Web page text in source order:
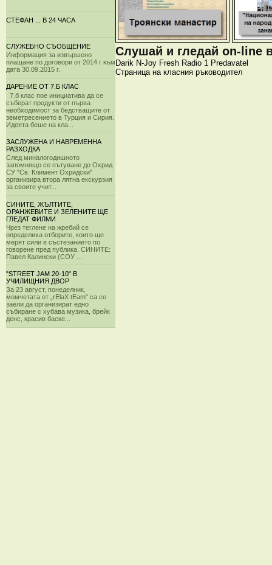
СТЕФАН ... В 24 ЧАСА
СЛУЖЕБНО СЪОБЩЕНИЕ
Информация за извършено
плащане по договори от 2014 г към
дата 30.09.2015 г.
ДАРЕНИЕ ОТ 7.Б КЛАС
7.б клас пое инициатива да се
съберат продукти от първа
необходимост за бедстващите от
земетресението в Турция и Сирия.
Идеята беше на кла...
ЗАСЛУЖЕНА И НАВРЕМЕННА
РАЗХОДКА
След миналогодишното
запомнящо се пътуване до Охрид
СУ "Св. Климент Охридски"
организира втора лятна екскурзия
за своите учит...
СИНИТЕ, ЖЪЛТИТЕ,
ОРАНЖЕВИТЕ И ЗЕЛЕНИТЕ ЩЕ
ГЛЕДАТ ФИЛМИ
Чрез теглене на жребий се
определиха отборите, които ще
мерят сили в състезанието по
говорене пред публика. СИНИТЕ:
Павел Калински (СОУ ...
"STREET JAM 20-10" В
УЧИЛИЩНИЯ ДВОР
За 23 август, понеделник,
момчетата от „rElaX tEam" са се
заели да организират едно
събиране с хубава музика, брейк
денс, красив баске...
Слушай и гледай on-line
Darik N-Joy Fresh Radio 1 Predavatel
Страница на класния ръководител